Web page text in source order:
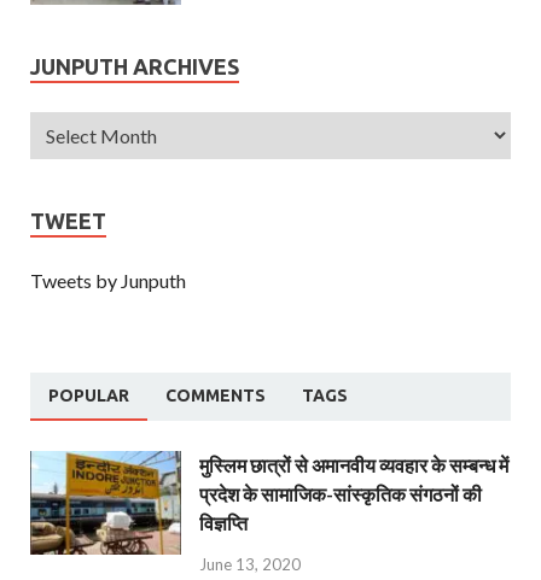
JUNPUTH ARCHIVES
TWEET
Tweets by Junputh
POPULAR COMMENTS TAGS
मुस्लिम छात्रों से अमानवीय व्यवहार के सम्बन्ध में
प्रदेश के सामाजिक-सांस्कृतिक संगठनों की
विज्ञप्ति
June 13, 2020